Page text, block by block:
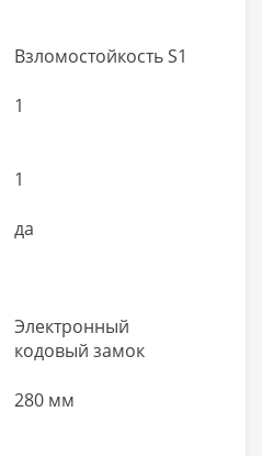
Взломостойкость S1
1
1
да
Электронный
кодовый замок
280 мм